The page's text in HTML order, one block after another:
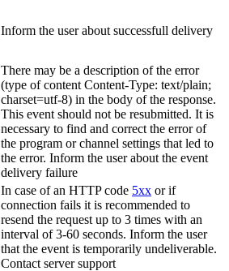
Inform the user about successfull delivery
There may be a description of the error
(type of content Content-Type: text/plain;
charset=utf-8) in the body of the response.
This event should not be resubmitted. It is
necessary to find and correct the error of
the program or channel settings that led to
the error. Inform the user about the event
delivery failure
In case of an HTTP code 5xx or if
connection fails it is recommended to
resend the request up to 3 times with an
interval of 3-60 seconds. Inform the user
that the event is temporarily undeliverable.
Contact server support